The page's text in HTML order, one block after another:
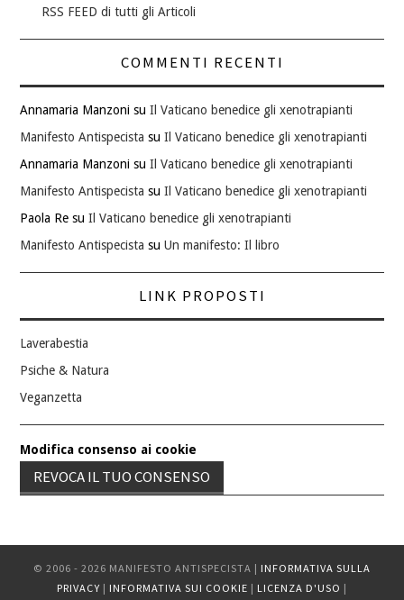
RSS FEED di tutti gli Articoli
COMMENTI RECENTI
Annamaria Manzoni suIl Vaticano benedice gli xenotrapianti
Manifesto Antispecista suIl Vaticano benedice gli xenotrapianti
Annamaria Manzoni suIl Vaticano benedice gli xenotrapianti
Manifesto Antispecista suIl Vaticano benedice gli xenotrapianti
Paola Re suIl Vaticano benedice gli xenotrapianti
Manifesto Antispecista suUn manifesto: Il libro
LINK PROPOSTI
Laverabestia
Psiche & Natura
Veganzetta
Modifica consenso ai cookie
REVOCA IL TUO CONSENSO
© 2006 - 2026 MANIFESTO ANTISPECISTA | INFORMATIVA SULLA
PRIVACY | INFORMATIVA SUI COOKIE | LICENZA D'USO |